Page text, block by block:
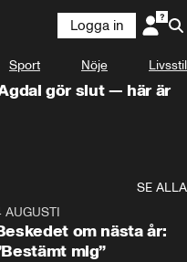
Logga in
Sport Nöje Livsstil
gör slut — här är
SE ALLA
AUGUSTI
om nästa år:
mig”